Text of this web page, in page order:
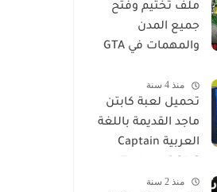
ملف تختيم وفتح
جميع المدن
والمهمات في GTA
Save Game Tamat
100% - Gta Sa
Android/Mobile
منذ 4 سنة
تحميل لعبة كابتن
ماجد القديمة باللغة
العربية Captain
مترجم للاندرويد
منذ 2 سنة